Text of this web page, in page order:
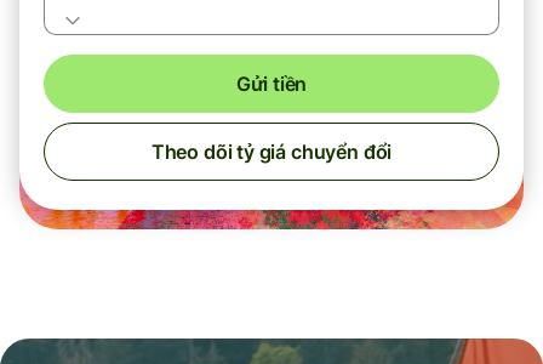
Gửi tiền
Theo dõi tỷ giá chuyển đổi